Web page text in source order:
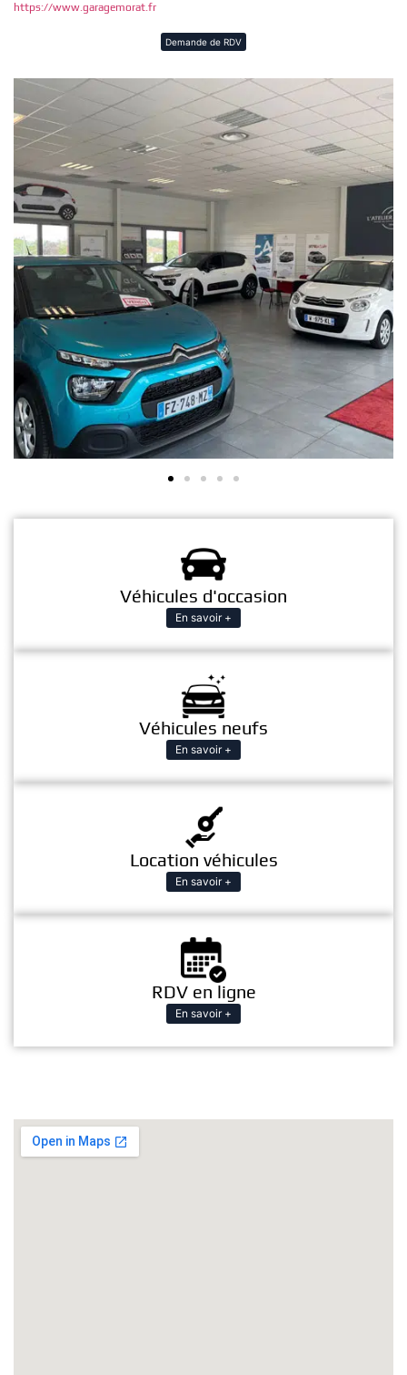
https://www.garagemorat.fr
Demande de RDV
Véhicules d'occasion
En savoir +
Véhicules neufs
En savoir +
Location véhicules
En savoir +
RDV en ligne
En savoir +